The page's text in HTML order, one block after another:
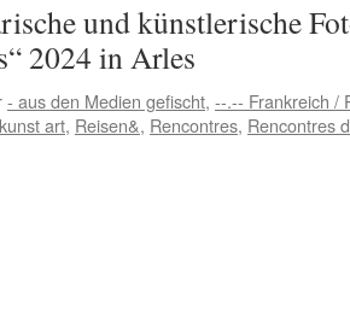
und künstlerische
2024 in Arles
- aus den Medien gefischt, --.-- Frankreich /
kunst art, Reisen&, Rencontres, Rencontres